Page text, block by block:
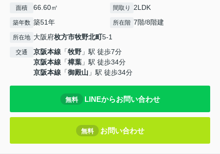
面積 66.60㎡ 間取り 2LDK
築年数 築51年 所在階 7階/8階建
所在地 大阪府枚方市牧野北町5-1
交通 京阪本線 「牧野 」駅 徒歩7分
京阪本線 「樟葉 」駅 徒歩34分
京阪本線 「御殿山 」駅 徒歩34分
無料 LINEからお問い合わせ
無料 お問い合わせ